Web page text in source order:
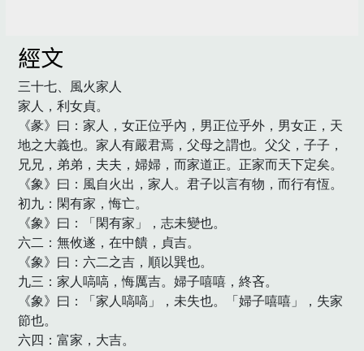
經文
三十七、風火家人
家人，利女貞。
《彖》曰：家人，女正位乎內，男正位乎外，男女正，天
地之大義也。家人有嚴君焉，父母之謂也。父父，子子，
兄兄，弟弟，夫夫，婦婦，而家道正。正家而天下定矣。
《象》曰：風自火出，家人。君子以言有物，而行有恆。
初九：閑有家，悔亡。
《象》曰：「閑有家」，志未變也。
六二：無攸遂，在中饋，貞吉。
《象》曰：六二之吉，順以巽也。
九三：家人嗃嗃，悔厲吉。婦子嘻嘻，終吝。
《象》曰：「家人嗃嗃」，未失也。「婦子嘻嘻」，失家
節也。
六四：富家，大吉。